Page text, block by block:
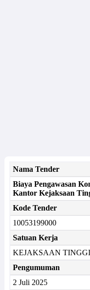
Nama Tender
Biaya Pengawasan
Kantor Kejaksaan
Kode Tender
10053199000
Satuan Kerja
KEJAKSAAN
Pengumuman
2 Juli 2025